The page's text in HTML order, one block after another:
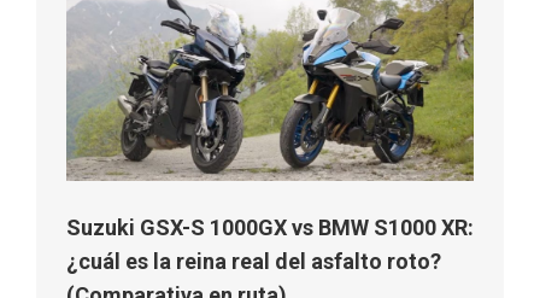
Suzuki GSX-S 1000GX vs BMW S1000 XR:
¿cuál es la reina real del asfalto roto?